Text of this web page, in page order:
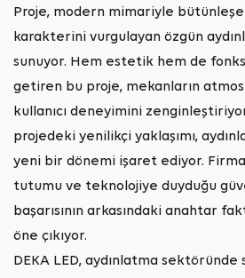
Proje, modern mimariyle
karakterini vurgulayan özgün
sunuyor. Hem estetik hem de
getiren bu proje, mekanların
kullanıcı deneyimini
projedeki yenilikçi yaklaşımı,
yeni bir dönemi işaret ediyor.
tutumu ve teknolojiye duyduğu
başarısının arkasındaki anahtar
öne çıkıyor.
DEKA LED, aydınlatma sektöründe